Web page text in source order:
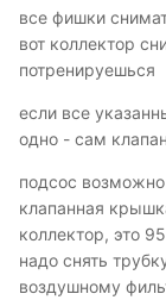
как я понимаю
как бы троит,
понимает
все фишки
вот коллектор
потренируешься
если все
одно - сам
подсос
клапанная
коллектор, это
надо снять
воздушному